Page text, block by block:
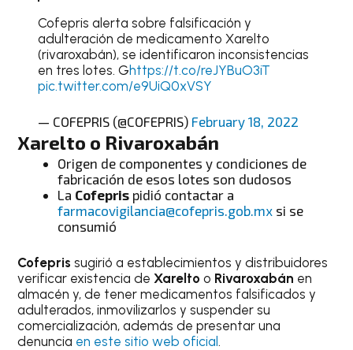
Cofepris alerta sobre falsificación y
adulteración de medicamento Xarelto
(rivaroxabán), se identificaron inconsistencias
en tres lotes. Ghttps://t.co/reJYBuO3iT
pic.twitter.com/e9UiQ0xVSY
— COFEPRIS (@COFEPRIS) February 18, 2022
Xarelto o Rivaroxabán
Origen de componentes y condiciones de
fabricación de esos lotes son dudosos
La Cofepris pidió contactar a
farmacovigilancia@cofepris.gob.mx si se
consumió
Cofepris sugirió a establecimientos y distribuidores
verificar existencia deXarelto o Rivaroxabán en
almacén y, de tener medicamentos falsificados y
adulterados, inmovilizarlos y suspender su
comercialización, además de presentar una
denuncia en este sitio web oficial.